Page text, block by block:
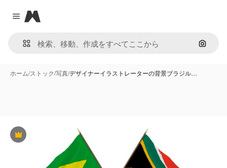
Close menu
Magnific
画像で
ホーム/ストック/写真/デザイナーイラストレーターの背景ブラジル…
Premium